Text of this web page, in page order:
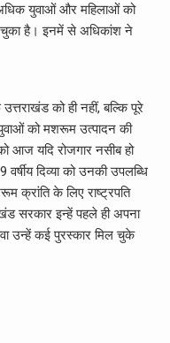
युवाओं और महिलाओं को
चुका है। इनमें से अधिकांश ने
उत्तराखंड को ही नहीं, बल्कि पूरे
को मशरूम उत्पादन की
आज यदि रोजगार नसीब हो
दिव्या को उनकी उपलब्धि
क्रांति के लिए राष्ट्रपति
सरकार इन्हें पहले ही अपना
उन्हें कई पुरस्कार मिल चुके